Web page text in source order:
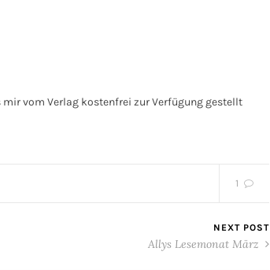
vom Verlag kostenfrei zur Verfügung gestellt
1
NEXT POST
Allys Lesemonat März